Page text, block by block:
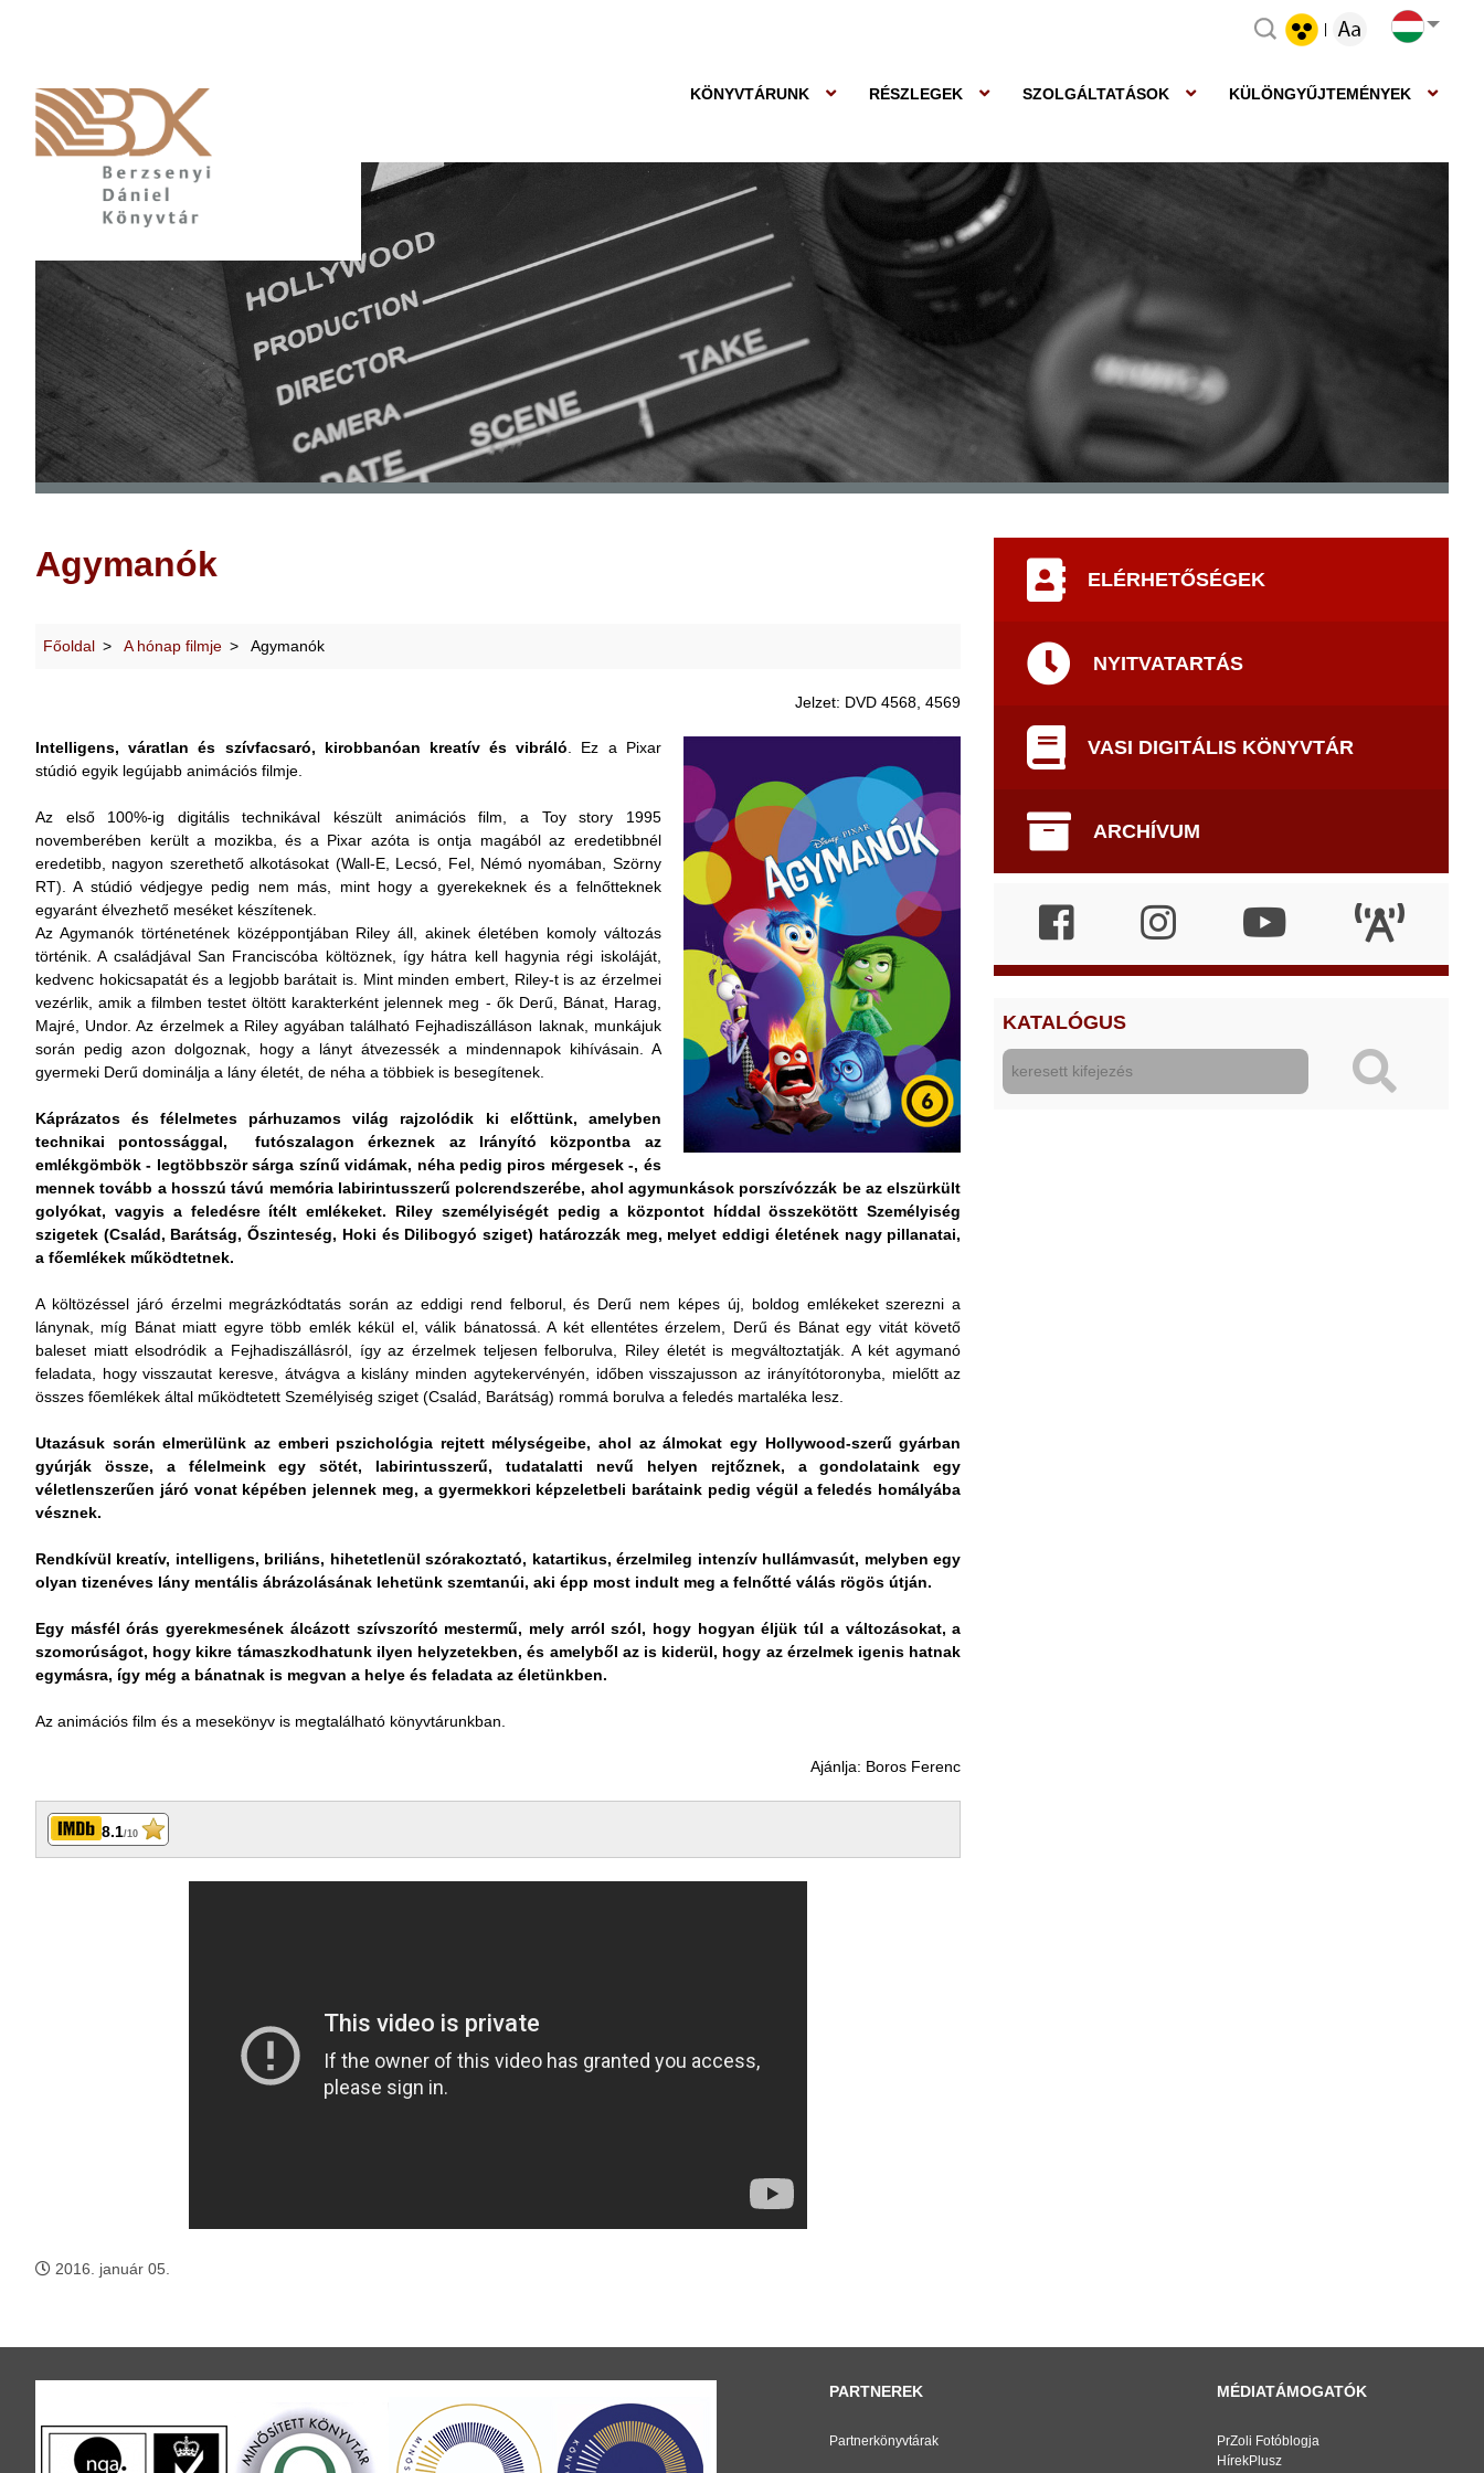
|
KÖNYVTÁRUNK RÉSZLEGEK SZOLGÁLTATÁSOK KÜLÖNGYŰJTEMÉNYEK
Agymanók
Főoldal A hónap filmje Agymanók
Jelzet: DVD 4568, 4569
Intelligens, váratlan és szívfacsaró, kirobbanóan kreatív és vibráló . Ez a Pixar
stúdió egyik legújabb animációs filmje.
Az első 100%-ig digitális technikával készült animációs film, a Toy story 1995
novemberében került a mozikba, és a Pixar azóta is ontja magából az eredetibbnél
eredetibb, nagyon szerethető alkotásokat (Wall-E, Lecsó, Fel, Némó nyomában, Szörny
RT). A stúdió védjegye pedig nem más, mint hogy a gyerekeknek és a felnőtteknek
egyaránt élvezhető meséket készítenek.
Az Agymanók történetének középpontjában Riley áll, akinek életében komoly változás
történik. A családjával San Franciscóba költöznek, így hátra kell hagynia régi iskoláját,
kedvenc hokicsapatát és a legjobb barátait is. Mint minden embert, Riley-t is az érzelmei
vezérlik, amik a filmben testet öltött karakterként jelennek meg - ők Derű, Bánat, Harag,
Majré, Undor. Az érzelmek a Riley agyában található Fejhadiszálláson laknak, munkájuk
során pedig azon dolgoznak, hogy a lányt átvezessék a mindennapok kihívásain. A
gyermeki Derű dominálja a lány életét, de néha a többiek is besegítenek.
Káprázatos és félelmetes párhuzamos világ rajzolódik ki előttünk, amelyben
technikai pontossággal, futószalagon érkeznek az Irányító központba az
emlékgömbök - legtöbbször sárga színű vidámak, néha pedig piros mérgesek -, és
mennek tovább a hosszú távú memória labirintusszerű polcrendszerébe, ahol agymunkások porszívózzák be az elszürkült
golyókat, vagyis a feledésre ítélt emlékeket.
Riley személyiségét pedig a központot híddal összekötött Személyiség
szigetek (Család, Barátság, Őszinteség, Hoki és Dilibogyó sziget) határozzák meg, melyet eddigi életének nagy pillanatai,
a főemlékek működtetnek.
A költözéssel járó érzelmi megrázkódtatás során az eddigi rend felborul, és Derű nem képes új, boldog emlékeket szerezni a
lánynak, míg Bánat miatt egyre több emlék kékül el, válik bánatossá. A két ellentétes érzelem, Derű és Bánat egy vitát követő
baleset miatt elsodródik a Fejhadiszállásról, így az érzelmek teljesen felborulva, Riley életét is megváltoztatják. A két agymanó
feladata, hogy visszautat keresve, átvágva a kislány minden agytekervényén, időben visszajusson az irányítótoronyba, mielőtt az
összes főemlékek által működtetett Személyiség sziget (Család, Barátság) rommá borulva a feledés martaléka lesz.
Utazásuk során elmerülünk az emberi pszichológia rejtett mélységeibe, ahol az álmokat egy Hollywood-szerű gyárban
gyúrják össze, a félelmeink egy sötét, labirintusszerű, tudatalatti nevű helyen rejtőznek, a gondolataink egy
véletlenszerűen járó vonat képében jelennek meg, a gyermekkori képzeletbeli barátaink pedig végül a feledés homályába
vésznek.
Rendkívül kreatív, intelligens, briliáns, hihetetlenül szórakoztató, katartikus, érzelmileg intenzív hullámvasút, melyben egy
olyan tizenéves lány mentális ábrázolásának lehetünk szemtanúi, aki épp most indult meg a felnőtté válás rögös útján.
Egy másfél órás gyerekmesének álcázott szívszorító mestermű, mely arról szól, hogy hogyan éljük túl a változásokat, a
szomorúságot, hogy kikre támaszkodhatunk ilyen helyzetekben, és amelyből az is kiderül, hogy az érzelmek igenis hatnak
egymásra, így még a bánatnak is megvan a helye és feladata az életünkben.
Az animációs film és a mesekönyv is megtalálható könyvtárunkban.
Ajánlja: Boros Ferenc
8.1/10
2016. január 05.
ELÉRHETŐSÉGEK
NYITVATARTÁS
VASI DIGITÁLIS KÖNYVTÁR
ARCHÍVUM
KATALÓGUS
PARTNEREK
Partnerkönyvtárak
MÉDIATÁMOGATÓK
PrZoli Fotóblogja
HírekPlusz